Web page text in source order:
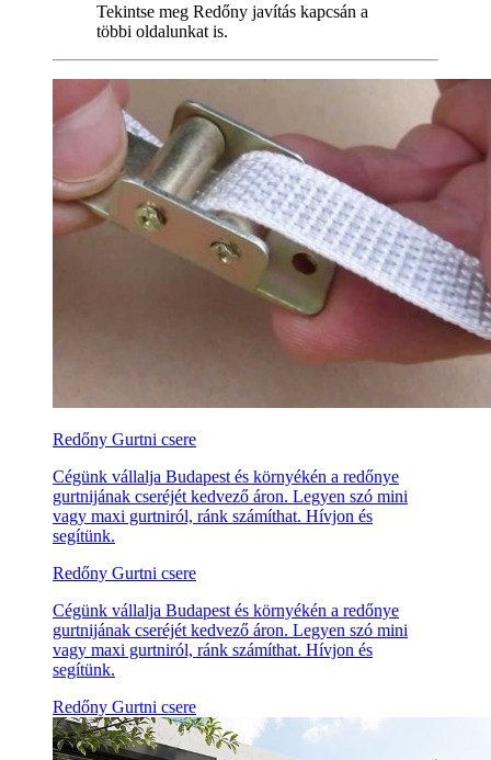
Tekintse meg Redőny javítás kapcsán a
többi oldalunkat is.
Redőny Gurtni csere
Cégünk vállalja Budapest és környékén a redőnye
gurtnijának cseréjét kedvező áron. Legyen szó mini
vagy maxi gurtniról, ránk számíthat. Hívjon és
segítünk.
Redőny Gurtni csere
Cégünk vállalja Budapest és környékén a redőnye
gurtnijának cseréjét kedvező áron. Legyen szó mini
vagy maxi gurtniról, ránk számíthat. Hívjon és
segítünk.
Redőny Gurtni csere